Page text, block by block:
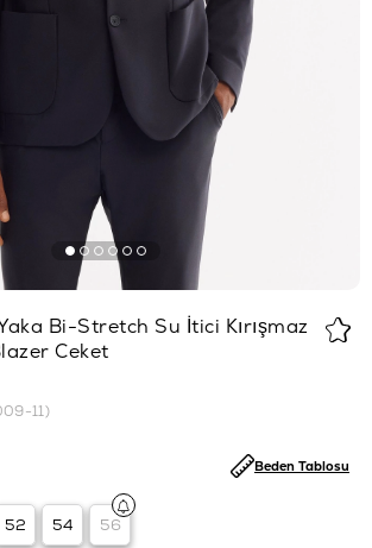
Bi-Stretch Su İtici Kırışmaz
Ceket
11)
52 54 56
Beden Tablosu